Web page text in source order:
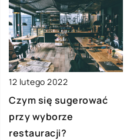
12 lutego 2022
Czym się sugerować
przy wyborze
restauracji?